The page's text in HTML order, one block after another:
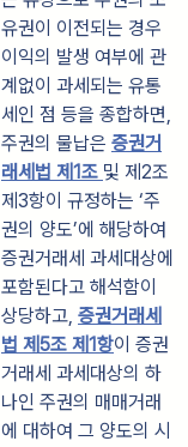
유권이 이전되는 경우
이익의 발생 여부에 관
계없이 과세되는 유통
세인 점 등을 종합하면,
주권의 물납은 증권거
래세법 제1조 및 제2조
제3항이 규정하는 ‘주
권의 양도’에 해당하여
증권거래세 과세대상에
포함된다고 해석함이
상당하고, 증권거래세
법 제5조 제1항이 증권
거래세 과세대상의 하
나인 주권의 매매거래
에 대하여 그 양도의 시